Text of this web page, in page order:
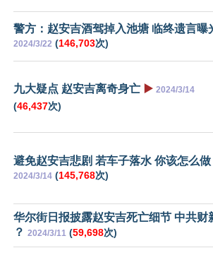
警方：赵安吉酒驾掉入池塘 临终遗言曝
2024/3/22 (146,703次)
九大疑点 赵安吉离奇身亡 ▶️ 2024/3/14
(46,437次)
避免赵安吉悲剧 若车子落水 你该怎么做
2024/3/14 (145,768次)
华尔街日报披露赵安吉死亡细节 中共财
？ 2024/3/11 (59,698次)